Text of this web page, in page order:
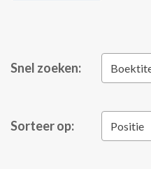
Snel zoeken:
Sorteer op: Positie